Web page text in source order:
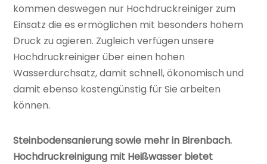
kommen deswegen nur Hochdruckreiniger zum
Einsatz die es ermöglichen mit besonders hohem
Druck zu agieren. Zugleich verfügen unsere
Hochdruckreiniger über einen hohen
Wasserdurchsatz, damit schnell, ökonomisch und
damit ebenso kostengünstig für Sie arbeiten
können.
Steinbodensanierung sowie mehr in Birenbach.
Hochdruckreinigung mit Heißwasser bietet